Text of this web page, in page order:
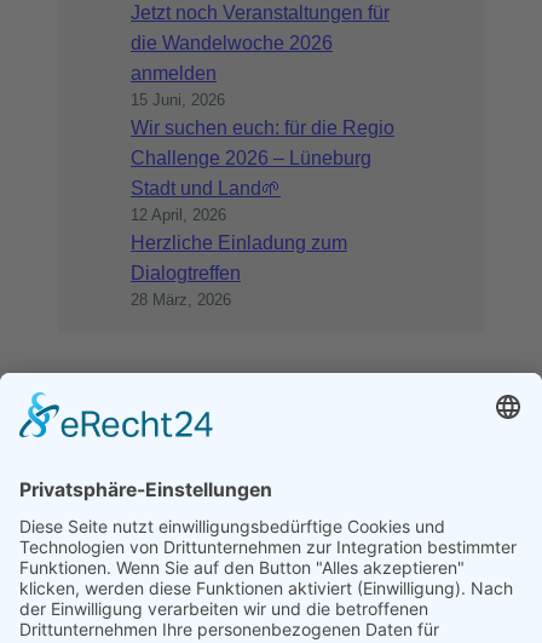
Jetzt noch Veranstaltungen für
die Wandelwoche 2026
anmelden
15 Juni, 2026
Wir suchen euch: für die Regio
Challenge 2026 – Lüneburg
Stadt und Land🌱
12 April, 2026
Herzliche Einladung zum
Dialogtreffen
28 März, 2026
Wandelwoche
Lüneburg